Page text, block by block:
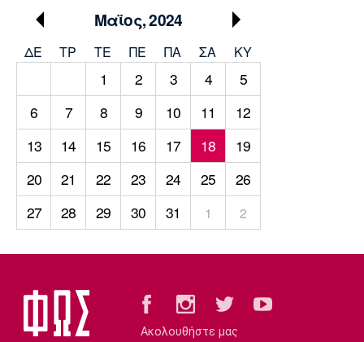
Running
Media
Ιωνικός Κηφισιά Πανσερραϊκός
Μπαρτσελόνα
Ρεάλ
Μαδρίτης
Ατλέτικο
Μαδρίτης
Γιουνάιτεντ
Μαϊος, 2024
ΔΕ ΤΡ TΕ ΠΕ ΠΑ ΣΑ ΚΥ
1 2 3 4
5
6
7 8 9 10 11
12
13
14 15 16 17 18
19
20
21 22 23 24 25
26
27
28 29 30 31 1 2
Ακολουθήστε μας